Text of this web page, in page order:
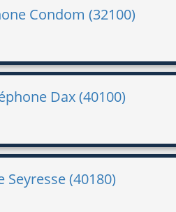
Condom (32100)
Dax (40100)
(40180)